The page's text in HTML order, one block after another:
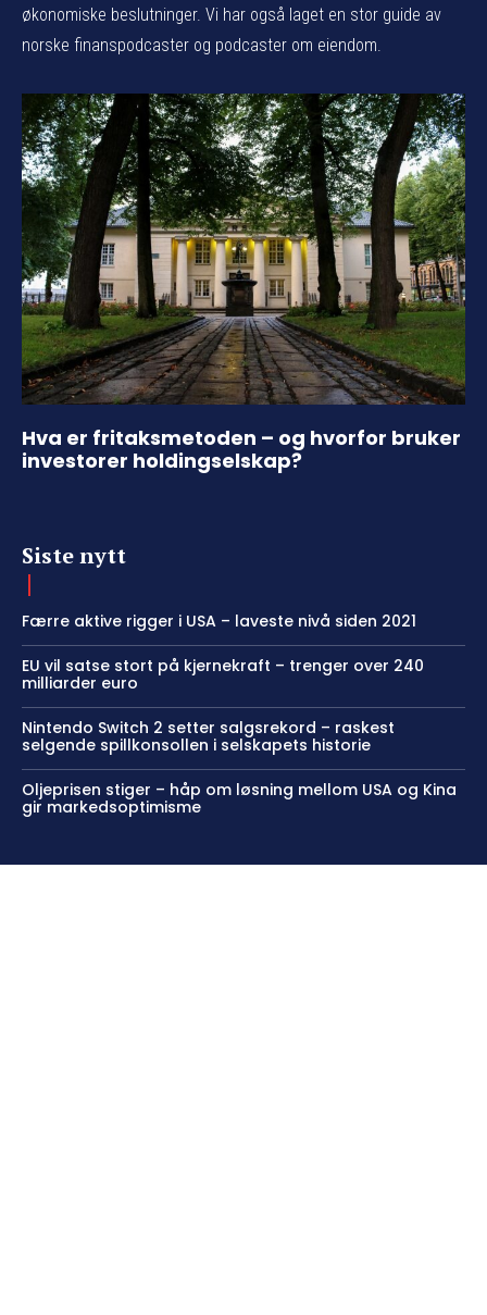
økonomiske beslutninger. Vi har også laget en stor guide av
norske finanspodcaster og podcaster om eiendom.
Hva er fritaksmetoden – og hvorfor bruker
investorer holdingselskap?
Siste nytt
Færre aktive rigger i USA – laveste nivå siden 2021
EU vil satse stort på kjernekraft – trenger over 240
milliarder euro
Nintendo Switch 2 setter salgsrekord – raskest
selgende spillkonsollen i selskapets historie
Oljeprisen stiger – håp om løsning mellom USA og Kina
gir markedsoptimisme